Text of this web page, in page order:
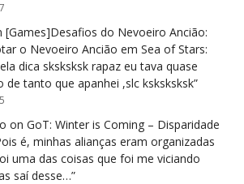
[Games]Desafios do Nevoeiro Ancião:
o Nevoeiro Ancião em Sea of Stars:
dica sksksksk rapaz eu tava quase
de tanto que apanhei ,slc ksksksksk”
on GoT: Winter is Coming – Disparidade
é, minhas alianças eram organizadas
uma das coisas que foi me viciando
saí desse…”